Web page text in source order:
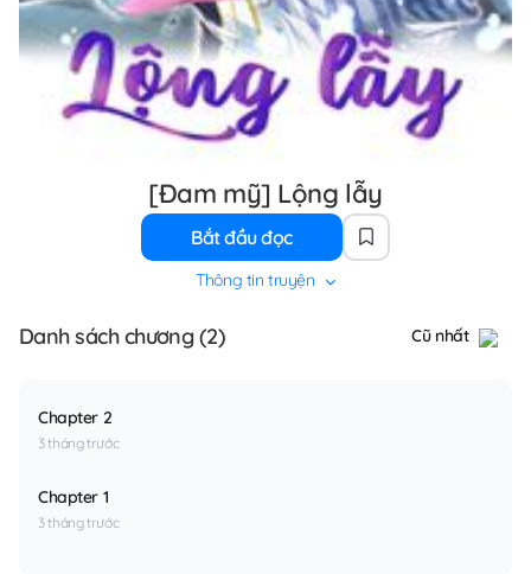
[Đam mỹ] Lộng lẫy
Bắt đầu đọc
Thông tin truyện
Danh sách chương (2) Cũ nhất
Chapter 2
3 tháng trước
Chapter 1
3 tháng trước